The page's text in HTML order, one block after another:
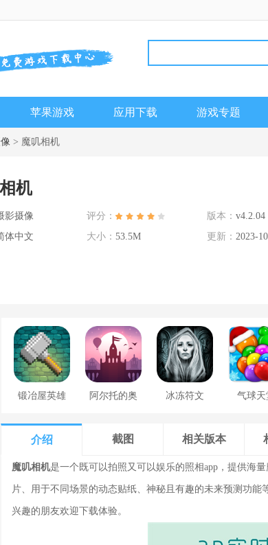
苹果游戏 应用下载 游戏专题
> 魔叽相机
机
影摄像 评分： 版本： v4.2.04
体中文 大小： 53.5M 更新： 2023-
锻冶屋英雄 阿尔托的奥 冰冻符文 气球天
介绍 截图 相关版本
魔叽相机是一个既可以拍照又可以娱乐的照相app，提供海
片、用于不同场景的动态贴纸、神秘且有趣的未来预测功
兴趣的朋友欢迎下载体验。